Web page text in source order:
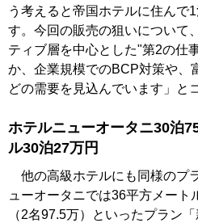
う考えると帝国ホテルに住んで
す。今回の販売の狙いについて
ティブ層を中心とした"第2の仕
か、企業規模でのBCP対策や、
どの需要を見込んでいます」と
ホテルニューオータニ30泊
ル30泊27万円
他の高級ホテルにも同様のプ
ューオータニでは36平方メート
（2名97.5万）といったプラン